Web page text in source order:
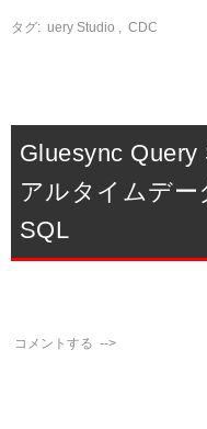
タグ: uery Studio , CDC
Gluesync
アルタイムデー
SQL
コメントする -->